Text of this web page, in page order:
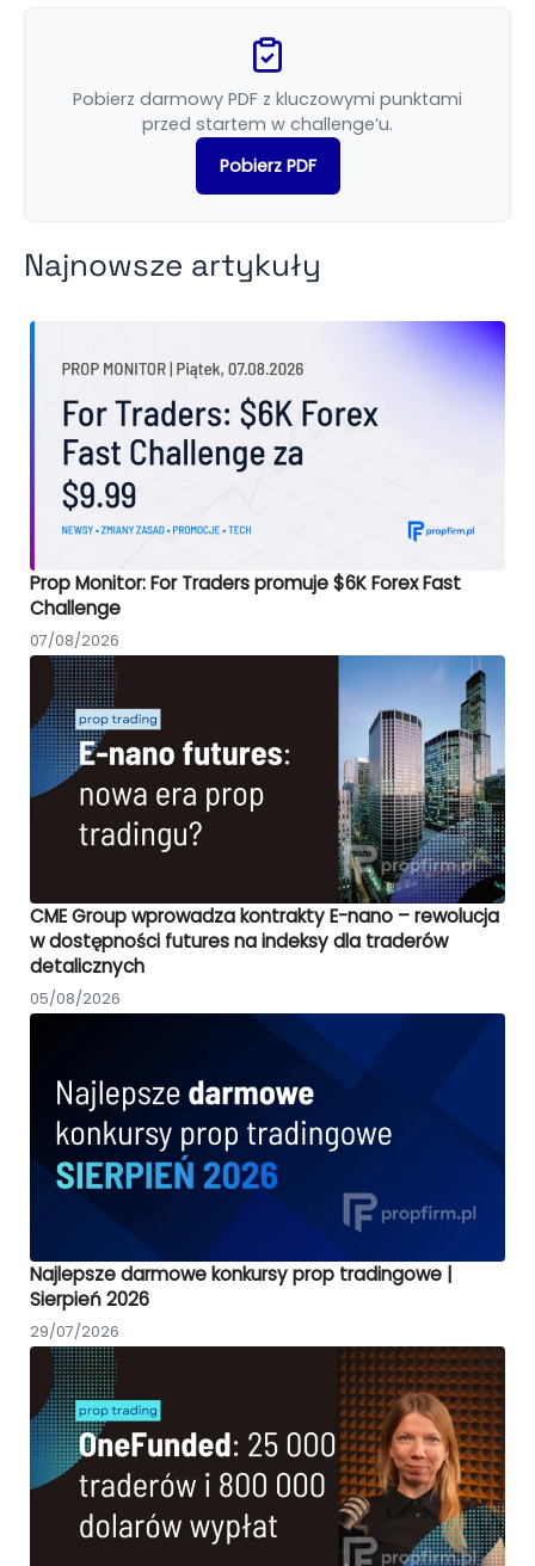
Pobierz darmowy PDF z kluczowymi punktami
przed startem w challenge’u.
Pobierz PDF
Najnowsze artykuły
Prop Monitor: For Traders promuje $6K Forex Fast
Challenge
07/08/2026
CME Group wprowadza kontrakty E-nano – rewolucja
w dostępności futures na indeksy dla traderów
detalicznych
05/08/2026
Najlepsze darmowe konkursy prop tradingowe |
Sierpień 2026
29/07/2026